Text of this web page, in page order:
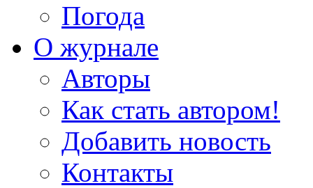
Погода
О журнале
Авторы
Как стать автором!
Добавить новость
Контакты